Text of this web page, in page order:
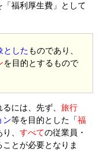
「福利厚生費」として
としたものであり、
を目的とするもので
には、先ず、 旅行
ン等を目的とした「福
、 すべての従業員・
とが必要となりま